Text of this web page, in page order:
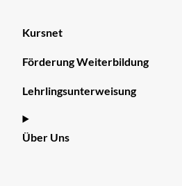
Kursnet
Förderung Weiterbildung
Lehrlingsunterweisung
Über Uns